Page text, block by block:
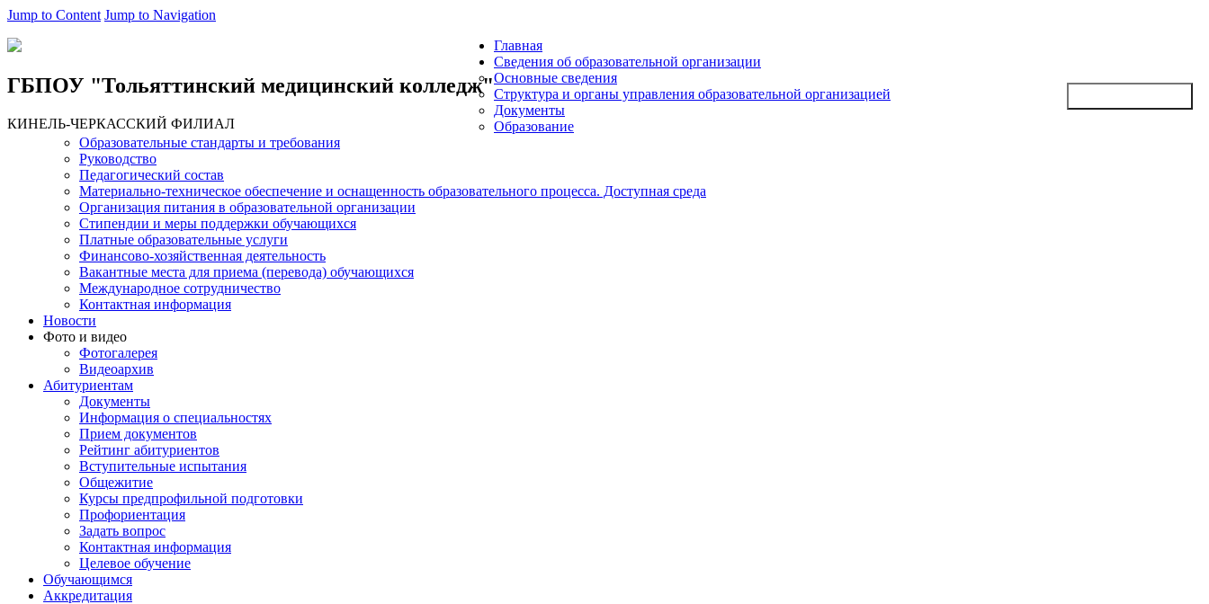
Jump to Content Jump to Navigation
ГБПОУ "Тольяттинский медицинский колледж"
КИНЕЛЬ-ЧЕРКАССКИЙ ФИЛИАЛ
Главная
Сведения об образовательной организации
Основные сведения
Структура и органы управления образовательной организацией
Документы
Образование
Образовательные стандарты и требования
Руководство
Педагогический состав
Материально-техническое обеспечение и оснащенность образовательного процесса. Доступная среда
Организация питания в образовательной организации
Стипендии и меры поддержки обучающихся
Платные образовательные услуги
Финансово-хозяйственная деятельность
Вакантные места для приема (перевода) обучающихся
Международное сотрудничество
Контактная информация
Новости
Фото и видео
Фотогалерея
Видеоархив
Абитуриентам
Документы
Информация о специальностях
Прием документов
Рейтинг абитуриентов
Вступительные испытания
Общежитие
Курсы предпрофильной подготовки
Профориентация
Задать вопрос
Контактная информация
Целевое обучение
Обучающимся
Аккредитация